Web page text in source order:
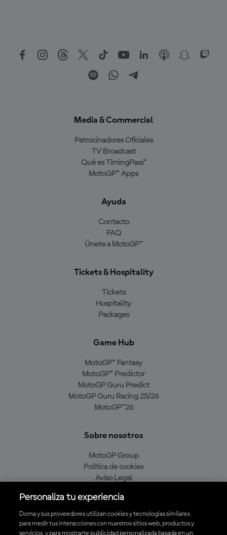
Media & Commercial
Patrocinadores Oficiales
TV Broadcast
Qué es TimingPass™
MotoGP™ Apps
Ayuda
Contacto
FAQ
Únete a MotoGP™
Tickets & Hospitality
Tickets
Hospitality
Packages
Game Hub
MotoGP™ Fantasy
MotoGP™ Predictor
MotoGP Guru Predict
MotoGP Guru Racing 25/26
MotoGP™26
Sobre nosotros
MotoGP Group
Política de cookies
Aviso Legal
Política de compra
Personaliza tu experiencia
Dorna y sus proveedores utilizan cookies y tecnologías similares
para medir tus interacciones con nuestros sitios web, productos y
servicios, y para mostrarte publicidad personalizada basada en un